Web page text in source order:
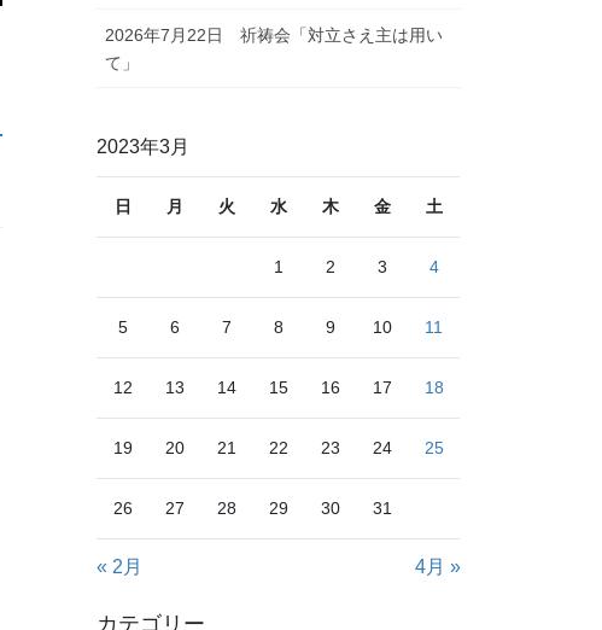
2026年7月22日 祈祷会「対立さえ主は用い
て」
2023年3月
日 月 火 水 木 金 土
1 2 3 4
5 6 7 8 9 10 11
12 13 14 15 16 17 18
19 20 21 22 23 24 25
26 27 28 29 30 31
« 2月 4月 »
カテゴリー